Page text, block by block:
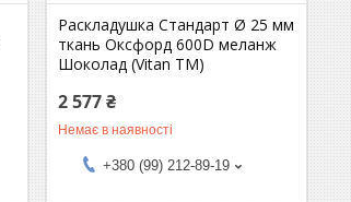
Раскладушка Стандарт Ø 25 мм
ткань Оксфорд 600D меланж
Шоколад (Vitan ТМ)
2 577 ₴
Немає в наявності
+380 (99) 212-89-19